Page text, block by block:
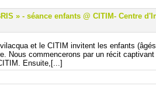
et le CITIM invitent les enfants
Nous commencerons par un récit
Ensuite,[...]